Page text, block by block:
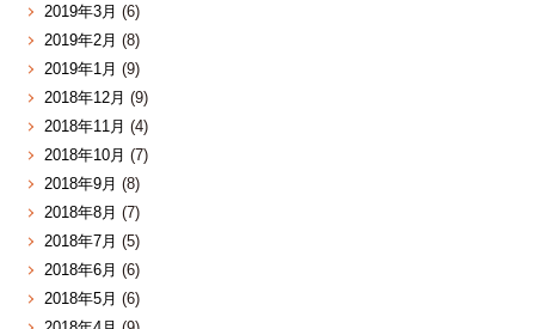
2019年3月 (6)
2019年2月 (8)
2019年1月 (9)
2018年12月 (9)
2018年11月 (4)
2018年10月 (7)
2018年9月 (8)
2018年8月 (7)
2018年7月 (5)
2018年6月 (6)
2018年5月 (6)